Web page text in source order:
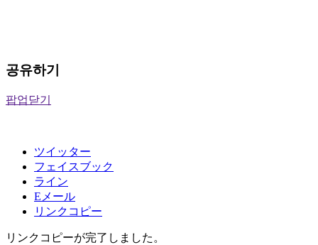
공유하기
팝업닫기
ツイッター
フェイスブック
ライン
Eメール
リンクコピー
リンクコピーが完了しました。